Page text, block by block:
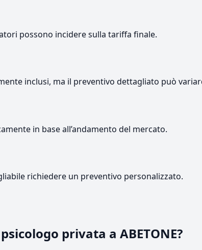
possono incidere sulla tariffa finale.
inclusi, ma il preventivo dettagliato può
in base all’andamento del mercato.
richiedere un preventivo personalizzato.
privata a ABETONE?